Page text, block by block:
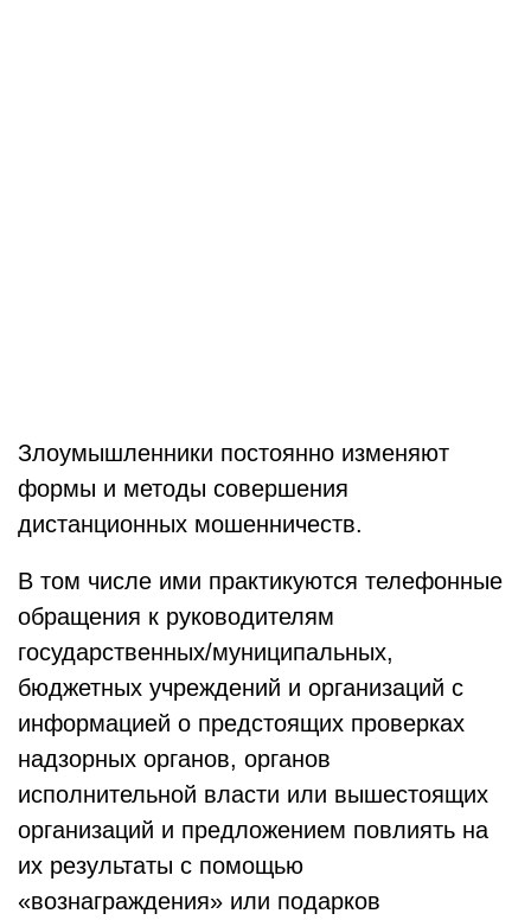
Злоумышленники постоянно изменяют
формы и методы совершения
дистанционных мошенничеств.
В том числе ими практикуются телефонные
обращения к руководителям
государственных/муниципальных,
бюджетных учреждений и организаций с
информацией о предстоящих проверках
надзорных органов, органов
исполнительной власти или вышестоящих
организаций и предложением повлиять на
их результаты с помощью
«вознаграждения» или подарков